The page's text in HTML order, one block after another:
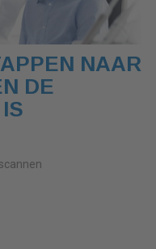
NAAR
DE